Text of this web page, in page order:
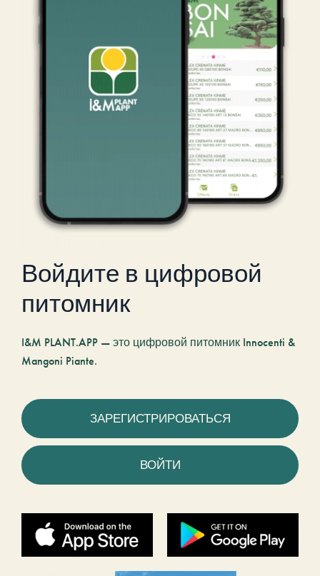
Войдите в цифровой
питомник
I&M PLANT.APP — это цифровой питомник Innocenti &
Mangoni Piante.
ЗАРЕГИСТРИРОВАТЬСЯ
ВОЙТИ